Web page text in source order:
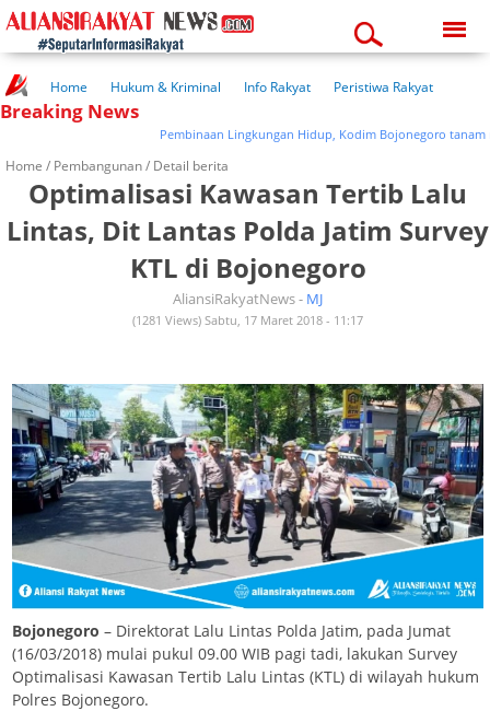
06:24:45 pm
Home Hukum & Kriminal Info Rakyat
Peristiwa Rakyat
Kuliner Rakyat
Wisata Rakyat
Kesehatan
Breaking News
Pembinaan Lingkungan Hidup, Kodim Bojonegoro tanam
Home / Pembangunan/ Detail berita
Optimalisasi Kawasan Tertib Lalu
Lintas, Dit Lantas Polda Jatim Survey
KTL di Bojonegoro
AliansiRakyatNews - MJ
(1281 Views) Sabtu, 17 Maret 2018 - 11:17
Bojonegoro – Direktorat Lalu Lintas Polda Jatim, pada Jumat
(16/03/2018) mulai pukul 09.00 WIB pagi tadi, lakukan Survey
Optimalisasi Kawasan Tertib Lalu Lintas (KTL) di wilayah hukum
Polres Bojonegoro.